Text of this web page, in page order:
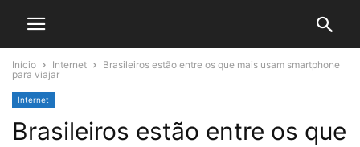
Início Internet
Brasileiros estão entre os que mais usam smartphone
para viajar
Internet
Brasileiros estão entre os que